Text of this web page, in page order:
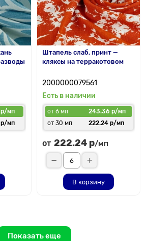
р/мп
р/мп
Штапель слаб, принт —
кляксы на терракотовом
2000000079561
Есть в наличии
от 6 мп
243.36 р/мп
от 30 мп
222.24 р/мп
от 222.24 р/мп
В корзину
Показать еще